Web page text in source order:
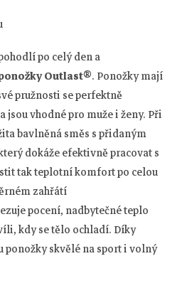
po celý den a
Outlast®. Ponožky mají
pružnosti se perfektně
jsou vhodné pro muže i ženy. Při
bavlněná směs s přidaným
dokáže efektivně pracovat s
tak teplotní komfort po celou
zahřátí
pocení, nadbytečné teplo
kdy se tělo ochladí. Díky
skvělé na sport i volný